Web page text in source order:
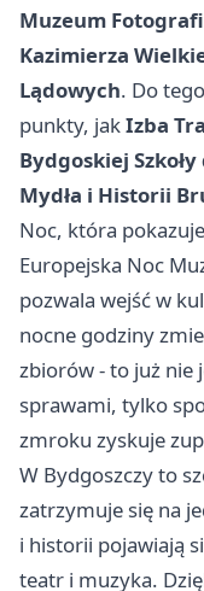
Muzeum
Kazimierza
Lądowych. Do
punkty, jakIzba
Bydgoskiej
Mydła i Historii
Noc, która
Europejska Noc
pozwala wejść w
nocne godziny
zbiorów - to już nie
sprawami, tylko
zmroku zyskuje
W Bydgoszczy to
zatrzymuje się na
i historii pojawiają
teatr i muzyka.